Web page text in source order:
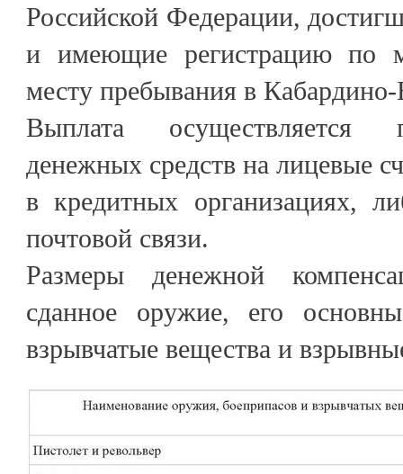
Российской Федерации,
и имеющие регистрацию по
месту пребывания в
Выплата осуществляется
денежных средств на лицевые
в кредитных организациях,
почтовой связи.
Размеры денежной
сданное оружие, его
взрывчатые вещества и